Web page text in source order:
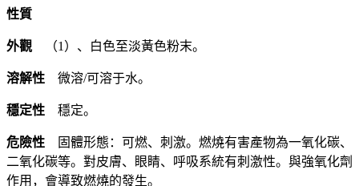
性質
外觀 （1）、白色至淡黃色粉末。
溶解性 微溶/可溶于水。
穩定性 穩定。
危險性
固體形態：可燃、刺激。燃燒有害產物為一氧化碳、
二氧化碳等。對皮膚、眼睛、呼吸系統有刺激性。與強氧化劑
作用，會導致燃燒的發生。